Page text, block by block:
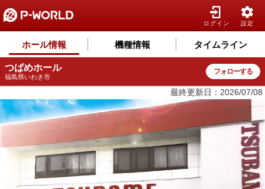
ログイン 設定
ホール情報 機種情報 タイムライン
つばめホール
福島県いわき市
フォローする
最終更新日：2026/07/08